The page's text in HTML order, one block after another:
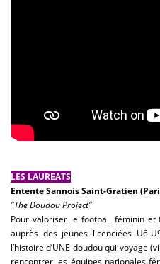
LES LAUREATS
Entente Sannois Saint-Gratien
"The Doudou Project"
Pour valoriser le football féminin
auprès des jeunes licenciées
l’histoire d’UNE doudou qui voyage
rencontrer les équipes nationales